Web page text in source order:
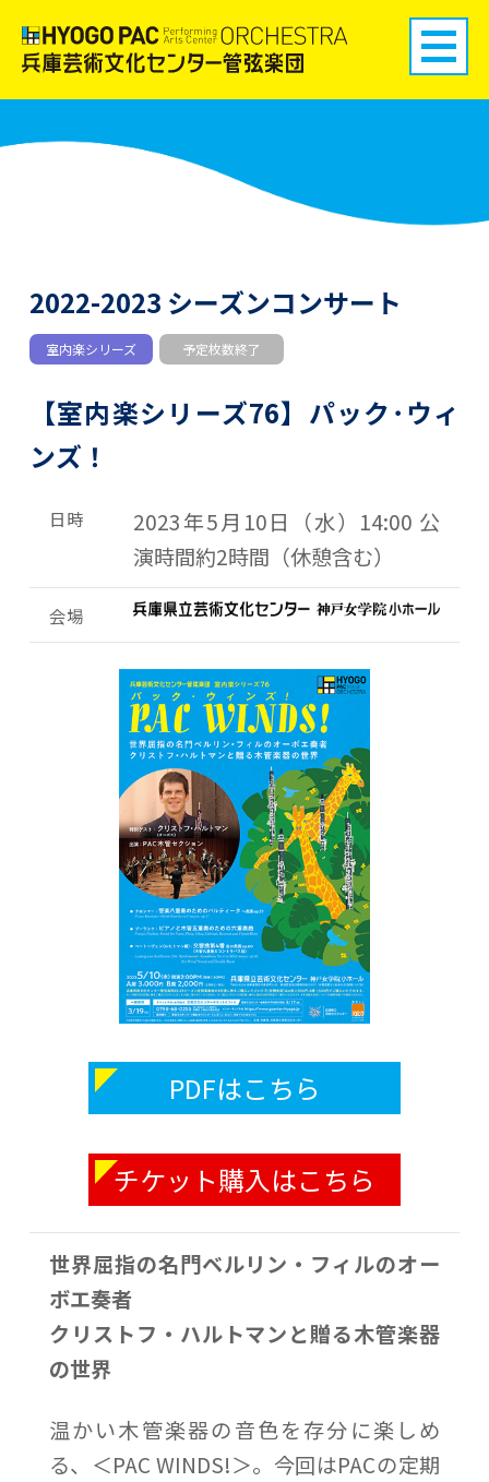
2022-2023 シーズンコンサート
室内楽シリーズ 予定枚数終了
【室内楽シリーズ76】パック･ウィ
ンズ！
日時
2023年5月10日（水）14:00 公
演時間約2時間（休憩含む）
会場
PDFはこちら
チケット購入はこちら
世界屈指の名門ベルリン・フィルのオー
ボエ奏者
クリストフ・ハルトマンと贈る木管楽器
の世界
温かい木管楽器の音色を存分に楽しめ
る、＜PAC WINDS!＞。今回はPACの定期